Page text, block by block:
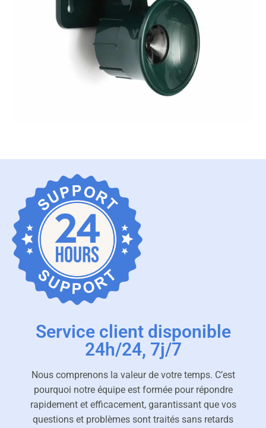
Service client disponible
24h/24, 7j/7
Nous comprenons la valeur de votre temps. C’est
pourquoi notre équipe est formée pour répondre
rapidement et efficacement, garantissant que vos
questions et problèmes sont traités sans retards